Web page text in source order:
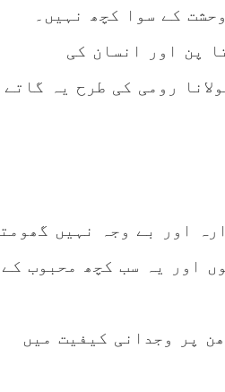
کے سوا کچھ نہیں۔
پن اور انسان کی
رومی کی طرح یہ گاتے
اور بے وجہ نہیں
اور یہ سب کچھ محبوب کے
پر وجدانی کیفیت میں